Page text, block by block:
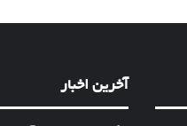
آخرین اخبار